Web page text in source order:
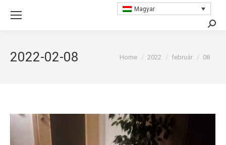
Magyar
2022-02-08 You are here:
Home 2022 február 08